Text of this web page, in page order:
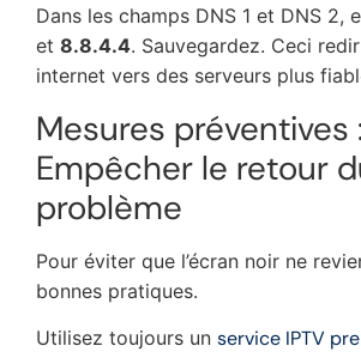
Dans les champs DNS 1 et DNS 2,
et 8.8.4.4. Sauvegardez. Ceci
internet vers des serveurs plus
Mesures préventives
Empêcher le retour
problème
Pour éviter que l’écran noir ne
bonnes pratiques.
Utilisez toujours un service IPTV